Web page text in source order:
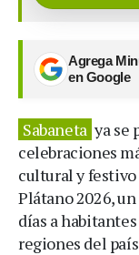
Agrega
en Google
Sabaneta ya se
celebraciones
cultural y
Plátano 2026,
días a
regiones del